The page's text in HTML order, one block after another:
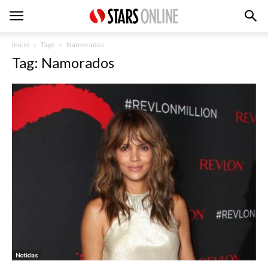
Inicio Tags Namorados
Tag: Namorados
Noticias